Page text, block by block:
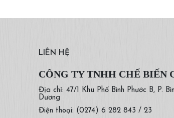
LIÊN HỆ
CÔNG TY TNHH CHẾ BIẾN
Địa chỉ: 47/1 Khu Phố Bình Phước B, P.
Dương
Điện thoại: (0274) 6 282 843 / 23